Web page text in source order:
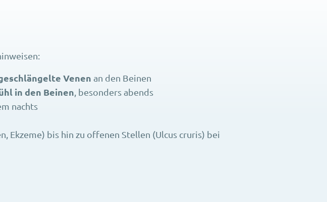
Venen an den Beinen
in den Beinen, besonders abends
nachts
Ekzeme) bis hin zu offenen Stellen (Ulcus cruris) bei